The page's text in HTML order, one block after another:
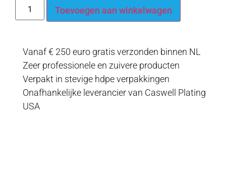
Toevoegen aan winkelwagen
Vanaf € 250 euro gratis verzonden binnen NL
Zeer professionele en zuivere producten
Verpakt in stevige hdpe verpakkingen
Onafhankelijke leverancier van Caswell Plating
USA